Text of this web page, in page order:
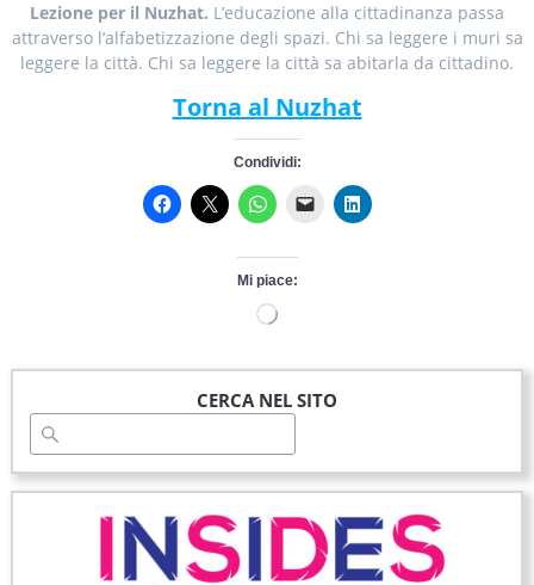
Lezione per il Nuzhat. L’educazione alla cittadinanza passa
attraverso l’alfabetizzazione degli spazi. Chi sa leggere i muri sa
leggere la città. Chi sa leggere la città sa abitarla da cittadino.
Torna al Nuzhat
Condividi:
Mi piace:
Caricamento
corso…
CERCA NEL SITO